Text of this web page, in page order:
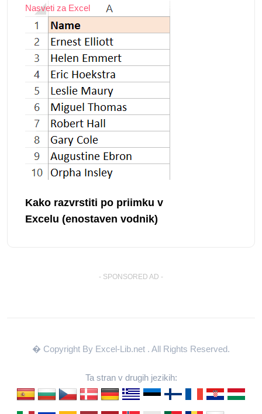
Nasveti za Excel
Kako razvrstiti po priimku v
Excelu (enostaven vodnik)
- SPONSORED AD -
� Copyright By Excel-Lib.net . All Rights Reserved.
Ta stran v drugih jezikih: